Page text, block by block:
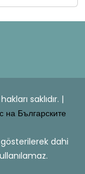
saklıdır. |
на Българските
dahi